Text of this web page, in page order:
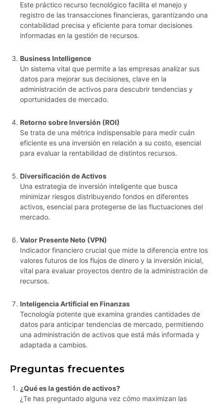
Este práctico recurso tecnológico facilita el manejo y
registro de las transacciones financieras, garantizando una
contabilidad precisa y eficiente para tomar decisiones
informadas en la gestión de recursos.
Business Intelligence
Un sistema vital que permite a las empresas analizar sus
datos para mejorar sus decisiones, clave en la
administración de activos para descubrir tendencias y
oportunidades de mercado.
Retorno sobre Inversión (ROI)
Se trata de una métrica indispensable para medir cuán
eficiente es una inversión en relación a su costo, esencial
para evaluar la rentabilidad de distintos recursos.
Diversificación de Activos
Una estrategia de inversión inteligente que busca
minimizar riesgos distribuyendo fondos en diferentes
activos, esencial para protegerse de las fluctuaciones del
mercado.
Valor Presente Neto (VPN)
Indicador financiero crucial que mide la diferencia entre los
valores futuros de los flujos de dinero y la inversión inicial,
vital para evaluar proyectos dentro de la administración de
recursos.
Inteligencia Artificial en Finanzas
Tecnología potente que examina grandes cantidades de
datos para anticipar tendencias de mercado, permitiendo
una administración de activos que está más informada y
adaptada a cambios.
Preguntas frecuentes
¿Qué es la gestión de activos?
¿Te has preguntado alguna vez cómo maximizan las